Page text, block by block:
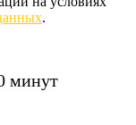
.
минут